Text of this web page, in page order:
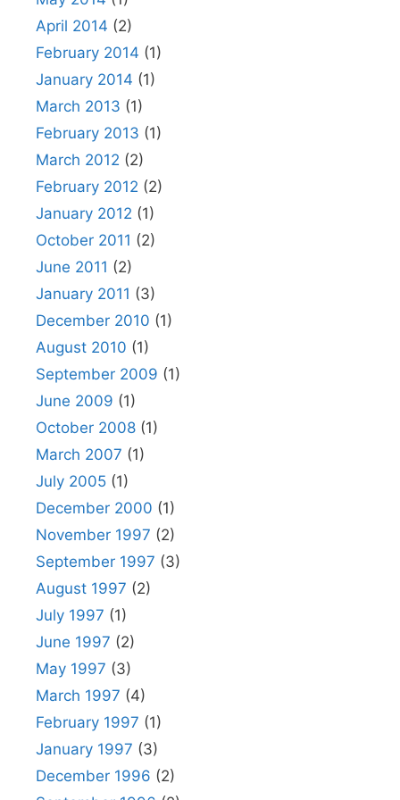
April 2014 (2)
February 2014 (1)
January 2014 (1)
March 2013 (1)
February 2013 (1)
March 2012 (2)
February 2012 (2)
January 2012 (1)
October 2011 (2)
June 2011 (2)
January 2011 (3)
December 2010 (1)
August 2010 (1)
September 2009 (1)
June 2009 (1)
October 2008 (1)
March 2007 (1)
July 2005 (1)
December 2000 (1)
November 1997 (2)
September 1997 (3)
August 1997 (2)
July 1997 (1)
June 1997 (2)
May 1997 (3)
March 1997 (4)
February 1997 (1)
January 1997 (3)
December 1996 (2)